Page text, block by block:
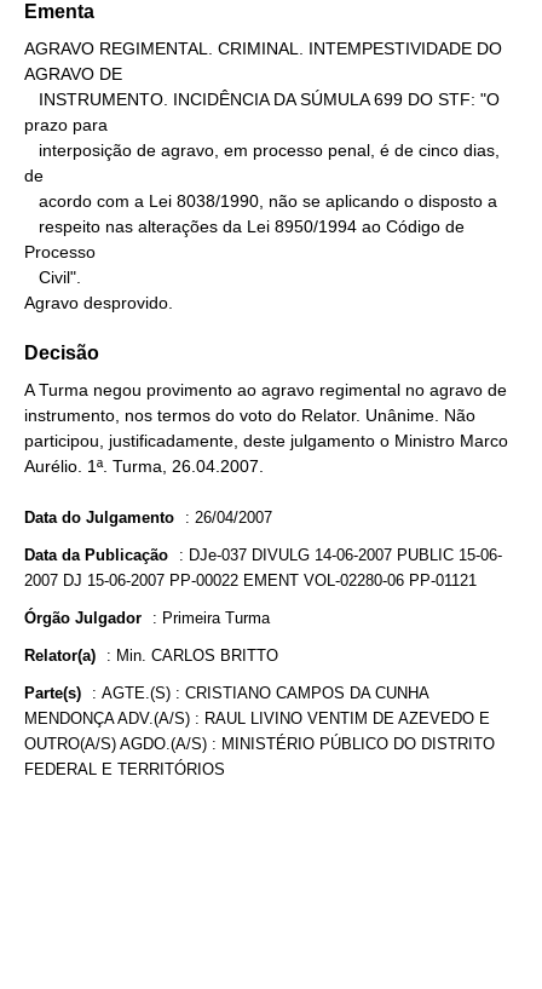
Ementa
AGRAVO REGIMENTAL. CRIMINAL. INTEMPESTIVIDADE DO
AGRAVO DE
prazo para
de
Processo
Agravo desprovido.
Decisão
A Turma negou provimento ao agravo regimental no agravo de
instrumento, nos termos do voto do Relator. Unânime. Não
participou, justificadamente, deste julgamento o Ministro Marco
Aurélio. 1ª. Turma, 26.04.2007.
Data do Julgamento : 26/04/2007
Data da Publicação : DJe-037 DIVULG 14-06-2007 PUBLIC 15-06-
2007 DJ 15-06-2007 PP-00022 EMENT VOL-02280-06 PP-01121
Órgão Julgador : Primeira Turma
Relator(a) : Min. CARLOS BRITTO
Parte(s) : AGTE.(S) : CRISTIANO CAMPOS DA CUNHA
MENDONÇA ADV.(A/S) : RAUL LIVINO VENTIM DE AZEVEDO E
OUTRO(A/S) AGDO.(A/S) : MINISTÉRIO PÚBLICO DO DISTRITO
FEDERAL E TERRITÓRIOS